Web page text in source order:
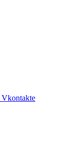
Vkontakte